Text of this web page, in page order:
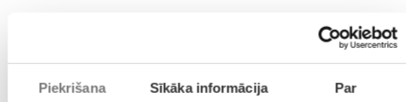
Piekrišana Sīkāka informācija Par